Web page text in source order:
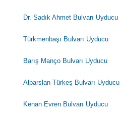
Dr. Sadık Ahmet Bulvarı Uyducu
Türkmenbaşı Bulvarı Uyducu
Barış Manço Bulvarı Uyducu
Alparslan Türkeş Bulvarı Uyducu
Kenan Evren Bulvarı Uyducu